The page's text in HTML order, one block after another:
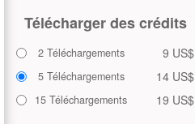
Télécharger des crédits
2 Téléchargements 9 US$
5 Téléchargements 14 US$
15 Téléchargements 19 US$